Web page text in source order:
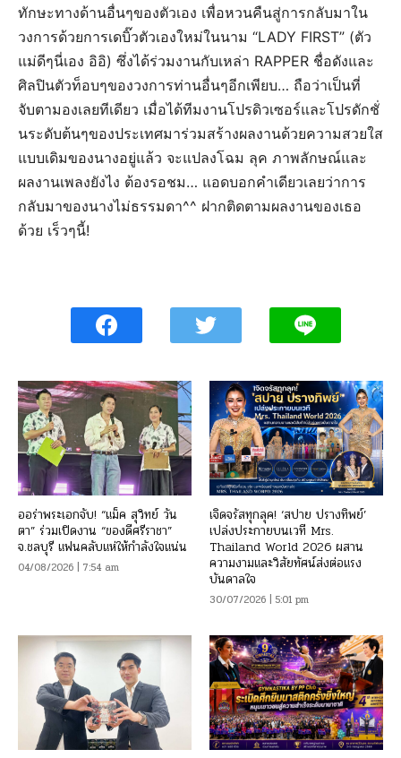
ทักษะทางด้านอื่นๆของตัวเอง เพื่อหวนคืนสู่การกลับมาใน
วงการด้วยการเดบิ๊วตัวเองใหม่ในนาม “LADY FIRST” (ตัว
แม่ดีๆนี่เอง อิอิ) ซึ่งได้ร่วมงานกับเหล่า RAPPER ชื่อดังและ
ศิลปินตัวท็อบๆของวงการท่านอื่นๆอีกเพียบ… ถือว่าเป็นที่
จับตามองเลยทีเดียว เมื่อได้ทีมงานโปรดิวเซอร์และโปรดักชั่
นระดับต้นๆของประเทศมาร่วมสร้างผลงานด้วยความสวยใส
แบบเดิมของนางอยู่แล้ว จะแปลงโฉม ลุค ภาพลักษณ์และ
ผลงานเพลงยังไง ต้องรอชม… แอดบอกคำเดียวเลยว่าการ
กลับมาของนางไม่ธรรมดา^^ ฝากติดตามผลงานของเธอ
ด้วย เร็วๆนี้!
ออร่าพระเอกจับ! “แม็ค สุวิทย์ วัน
ตา” ร่วมเปิดงาน “ของดีศรีราชา”
จ.ชลบุรี แฟนคลับแห่ให้กำลังใจแน่น
04/08/2026 | 7:54 am
เจิดจรัสทุกลุค! ‘สปาย ปรางทิพย์’
เปล่งประกายบนเวที Mrs.
Thailand World 2026 ผสาน
ความงามและวิสัยทัศน์ส่งต่อแรง
บันดาลใจ
30/07/2026 | 5:01 pm